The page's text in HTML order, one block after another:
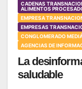
CADENAS
ALIMENTOS
EMPRESA
EMPRESAS
CONGLOMERADO
AGENCIAS DE
La
saludable